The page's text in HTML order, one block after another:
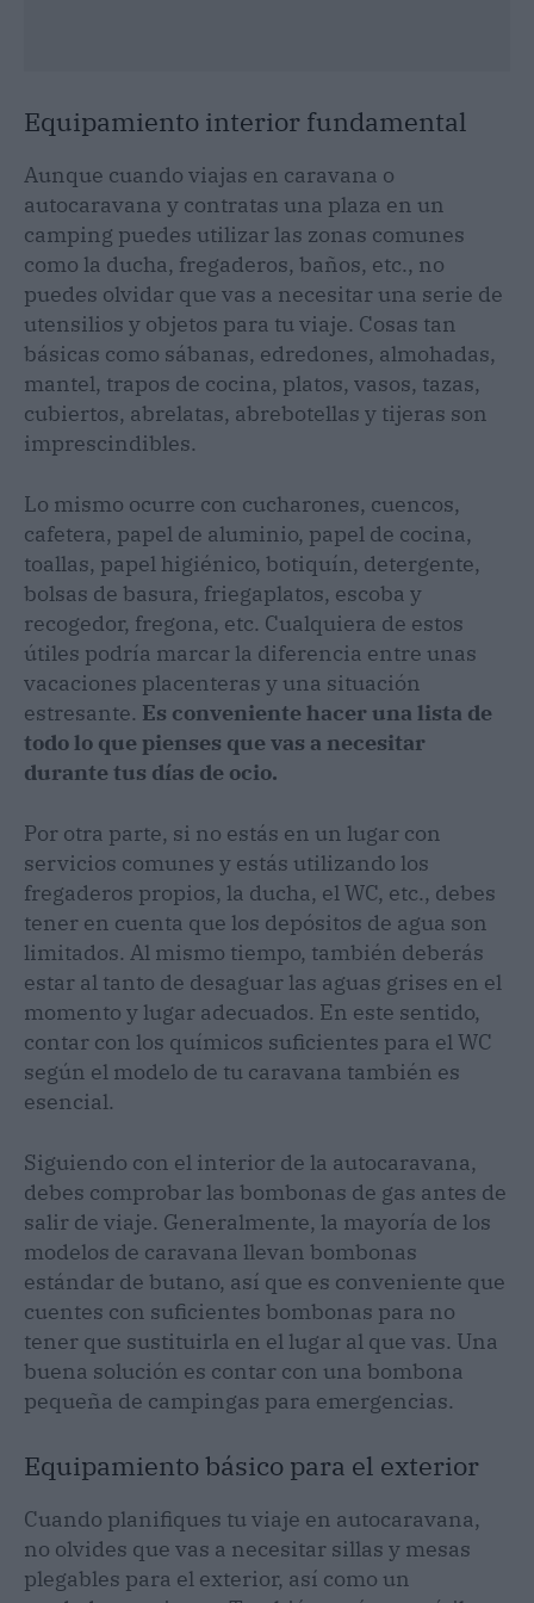
Equipamiento interior fundamental
Aunque cuando viajas en caravana o
autocaravana y contratas una plaza en un
camping puedes utilizar las zonas comunes
como la ducha, fregaderos, baños, etc., no
puedes olvidar que vas a necesitar una serie de
utensilios y objetos para tu viaje. Cosas tan
básicas como sábanas, edredones, almohadas,
mantel, trapos de cocina, platos, vasos, tazas,
cubiertos, abrelatas, abrebotellas y tijeras son
imprescindibles.
Lo mismo ocurre con cucharones, cuencos,
cafetera, papel de aluminio, papel de cocina,
toallas, papel higiénico, botiquín, detergente,
bolsas de basura, friegaplatos, escoba y
recogedor, fregona, etc. Cualquiera de estos
útiles podría marcar la diferencia entre unas
vacaciones placenteras y una situación
estresante. Es conveniente hacer una lista de
todo lo que pienses que vas a necesitar
durante tus días de ocio.
Por otra parte, si no estás en un lugar con
servicios comunes y estás utilizando los
fregaderos propios, la ducha, el WC, etc., debes
tener en cuenta que los depósitos de agua son
limitados. Al mismo tiempo, también deberás
estar al tanto de desaguar las aguas grises en el
momento y lugar adecuados. En este sentido,
contar con los químicos suficientes para el WC
según el modelo de tu caravana también es
esencial.
Siguiendo con el interior de la autocaravana,
debes comprobar las bombonas de gas antes de
salir de viaje. Generalmente, la mayoría de los
modelos de caravana llevan bombonas
estándar de butano, así que es conveniente que
cuentes con suficientes bombonas para no
tener que sustituirla en el lugar al que vas. Una
buena solución es contar con una bombona
pequeña de campingas para emergencias.
Equipamiento básico para el exterior
Cuando planifiques tu viaje en autocaravana,
no olvides que vas a necesitar sillas y mesas
plegables para el exterior, así como un